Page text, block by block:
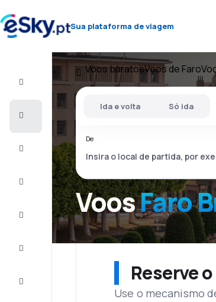
Sua plataforma de viagem
Voo+Hotel
baratos
Alojamentos
Voos baratosVoos de Faro
VoosFaro
Ida e volta Só ida
De
Reserve
Use o mecanismo